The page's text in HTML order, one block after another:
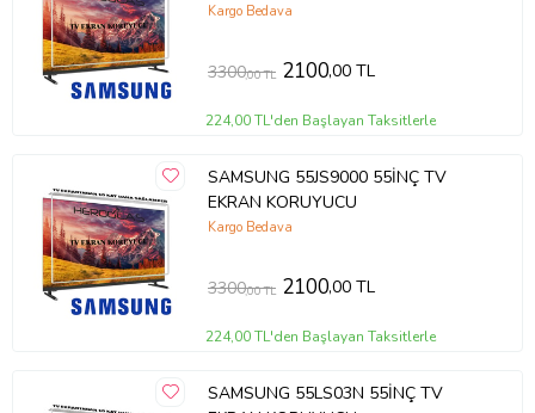
Kargo Bedava
3300,00 TL 2100,00 TL
224,00 TL'den Başlayan Taksitlerle
SAMSUNG 55JS9000 55İNÇ TV
EKRAN KORUYUCU
Kargo Bedava
3300,00 TL 2100,00 TL
224,00 TL'den Başlayan Taksitlerle
SAMSUNG 55LS03N 55İNÇ TV